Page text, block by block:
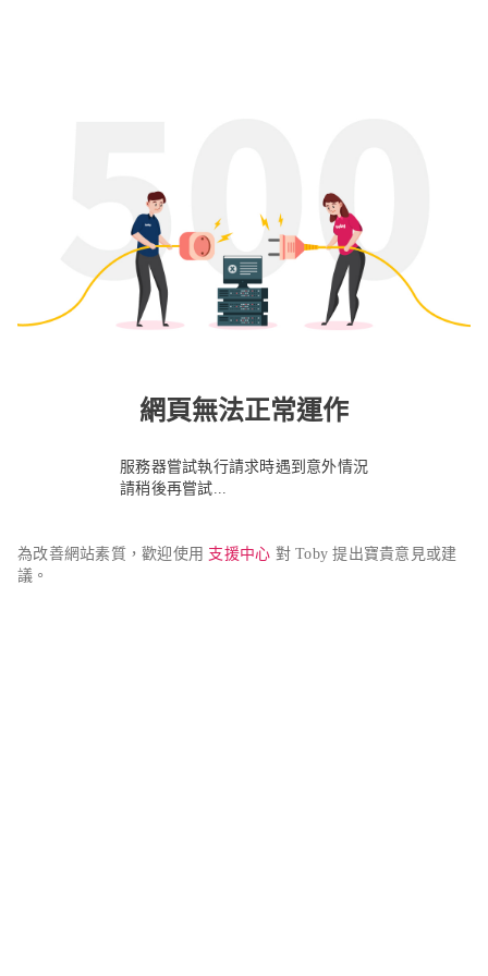
網頁無法正常運作
服務器嘗試執行請求時遇到意外情況
請稍後再嘗試...
為改善網站素質，歡迎使用 支援中心 對 Toby 提出寶貴意見或建
議。